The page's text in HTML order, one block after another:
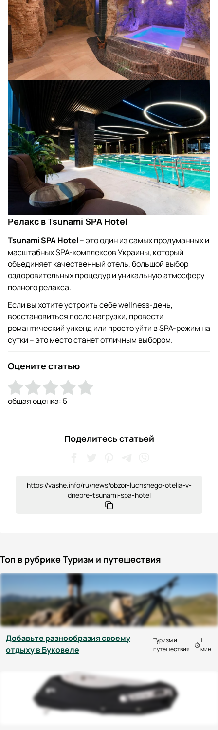
Релакс в Tsunami SPA Hotel
Tsunami SPA Hotel– это один из самых продуманных и
масштабных SPA-комплексов Украины, который
объединяет качественный отель, большой выбор
оздоровительных процедур и уникальную атмосферу
полного релакса.
Если вы хотите устроить себе wellness-день,
восстановиться после нагрузки, провести
романтический уикенд или просто уйти в SPA-режим на
сутки – это место станет отличным выбором.
Оцените статью
общая оценка: 5
Поделитесь статьей
https://vashe.info/ru/news/obzor-luchshego-otelia-v-
dnepre-tsunami-spa-hotel
Топ в рубрике Туризм и путешествия
Добавьте разнообразия своему
отдыху в Буковеле
Туризм и
путешествия
1
мин